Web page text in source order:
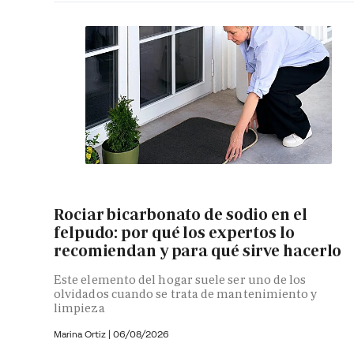
Rociar bicarbonato de sodio en el
felpudo: por qué los expertos lo
recomiendan y para qué sirve hacerlo
Este elemento del hogar suele ser uno de los
olvidados cuando se trata de mantenimiento y
limpieza
Marina Ortiz | 06/08/2026